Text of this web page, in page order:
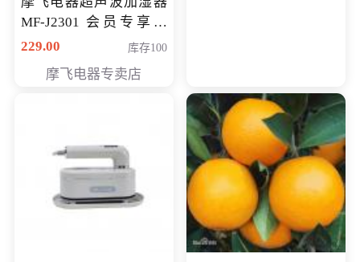
MF-J2301 会员专享价
168元
229.00 库存100
摩飞电器专卖店